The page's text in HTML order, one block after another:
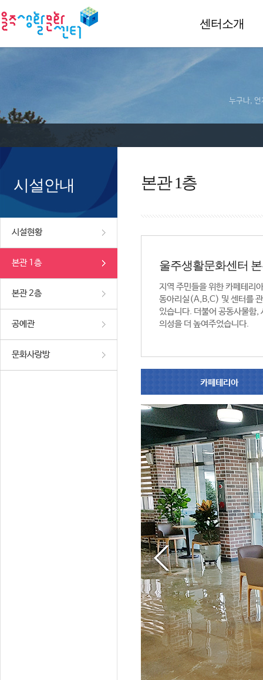
센터소개
누구나, 언
시설안내
시설현황
본관 1층
본관 2층
공예관
문화사랑방
본관 1층
울주생활문화센터
지역 주민들을 위한 카페테리
동아리실(A,B,C) 및 센터를
있습니다. 더불어 공동사물함,
의성을 더 높여주었습니다.
카페테리아